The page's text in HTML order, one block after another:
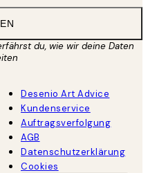
du, wie wir deine Daten
Desenio Art Advice
Kundenservice
Auftragsverfolgung
AGB
Datenschutzerklärung
Cookies